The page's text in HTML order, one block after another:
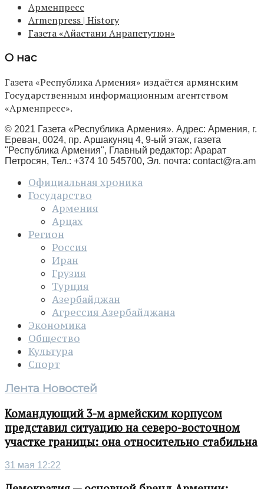
Арменпресс
Armenpress | History
Газета «Айастани Анрапетутюн»
О нас
Газета «Республика Армения» издаётся армянским
Государственным информационным агентством
«Арменпресс».
© 2021 Газета «Республика Армения». Адрес: Армения, г.
Ереван, 0024, пр. Аршакуняц 4, 9-ый этаж, газета
"Республика Армения", Главный редактор: Арарат
Петросян, Тел.: +374 10 545700, Эл. почта: contact@ra.am
Официальная хроника
Государство
Армения
Арцах
Регион
Россия
Иран
Грузия
Турция
Азербайджан
Агрессия Азербайджана
Экономика
Общество
Культура
Спорт
Лента Новостей
Командующий 3-м армейским корпусом
представил ситуацию на северо-восточном
участке границы: она относительно стабильна
31 мая 12:22